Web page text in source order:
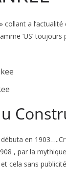
collant a
‘US’ toujours
en
, par la
cela sans